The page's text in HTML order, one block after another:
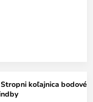
koľajnica bodové